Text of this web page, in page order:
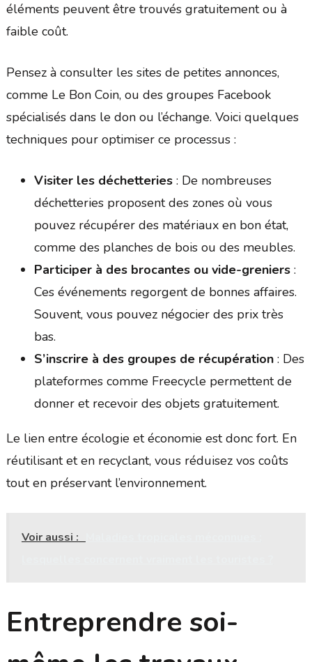
éléments peuvent être trouvés gratuitement ou à
faible coût.
Pensez à consulter les sites de petites annonces,
comme Le Bon Coin, ou des groupes Facebook
spécialisés dans le don ou l’échange. Voici quelques
techniques pour optimiser ce processus :
Visiter les déchetteries: De nombreuses
déchetteries proposent des zones où vous
pouvez récupérer des matériaux en bon état,
comme des planches de bois ou des meubles.
Participer à des brocantes ou vide-greniers:
Ces événements regorgent de bonnes affaires.
Souvent, vous pouvez négocier des prix très
bas.
S’inscrire à des groupes de récupération: Des
plateformes comme Freecycle permettent de
donner et recevoir des objets gratuitement.
Le lien entre écologie et économie est donc fort. En
réutilisant et en recyclant, vous réduisez vos coûts
tout en préservant l’environnement.
Voir aussi :
Entreprendre soi-